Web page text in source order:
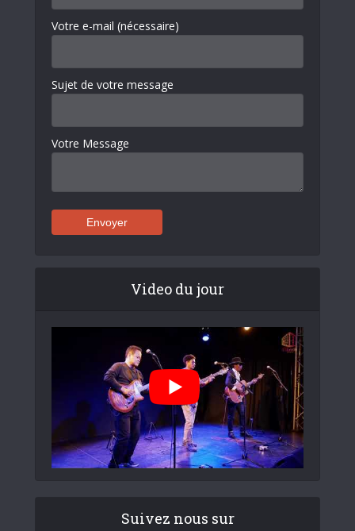
Votre e-mail (nécessaire)
Sujet de votre message
Votre Message
Video du jour
Suivez nous sur